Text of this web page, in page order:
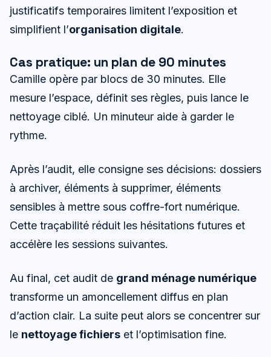
justificatifs temporaires limitent l’exposition et
simplifient l’organisation digitale.
Cas pratique: un plan de 90 minutes
Camille opère par blocs de 30 minutes. Elle
mesure l’espace, définit ses règles, puis lance le
nettoyage ciblé. Un minuteur aide à garder le
rythme.
Après l’audit, elle consigne ses décisions: dossiers
à archiver, éléments à supprimer, éléments
sensibles à mettre sous coffre-fort numérique.
Cette traçabilité réduit les hésitations futures et
accélère les sessions suivantes.
Au final, cet audit de grand ménage numérique
transforme un amoncellement diffus en plan
d’action clair. La suite peut alors se concentrer sur
le nettoyage fichiers et l’optimisation fine.